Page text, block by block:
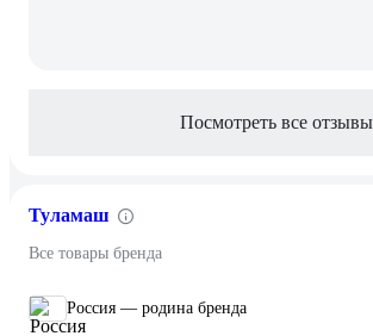
Посмотреть все отзывы
Туламаш
Все товары бренда
Россия — родина бренда